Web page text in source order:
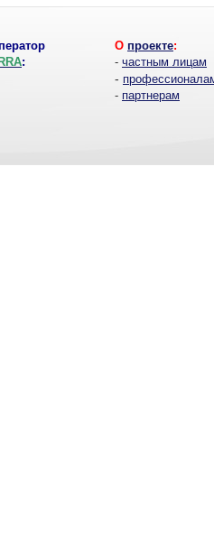
:
О проекте:
- частным лицам
-
- партнерам